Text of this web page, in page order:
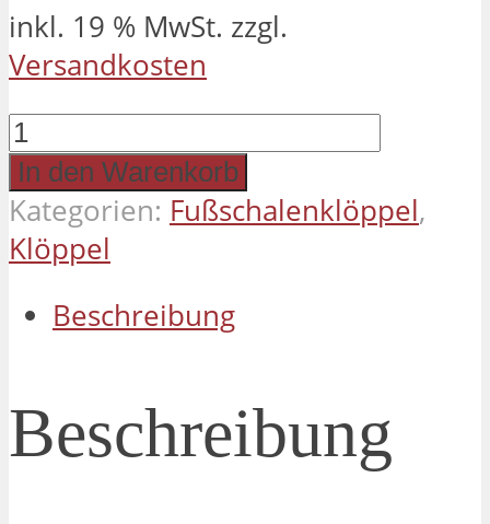
inkl. 19 % MwSt. zzgl.
Versandkosten
Fußschalenklöppel
Menge
In den Warenkorb
Kategorien: Fußschalenklöppel,
Klöppel
Beschreibung
Beschreibung